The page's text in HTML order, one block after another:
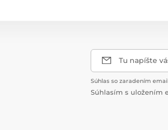
Tu napíšte
Súhlas so zaradením
Súhlasím s uložením